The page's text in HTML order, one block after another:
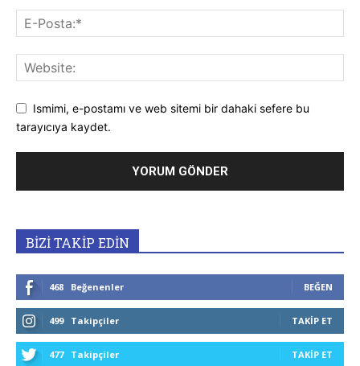
Ismimi, e-postamı ve web sitemi bir dahaki sefere bu
tarayıcıya kaydet.
BİZİ TAKİP EDİN
468 Beğenenler BEĞEN
499 Takipçiler TAKIP ET
477 Takipçiler TAKIP ET